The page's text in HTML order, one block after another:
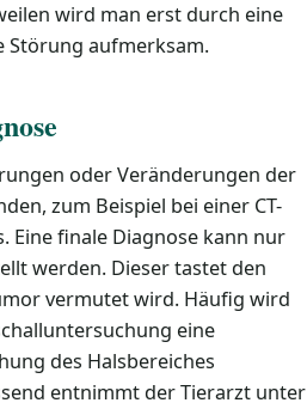
wird man erst durch eine
aufmerksam.
oder Veränderungen der
zum Beispiel bei einer CT-
Eine finale Diagnose kann nur
werden. Dieser tastet den
vermutet wird. Häufig wird
eine
des Halsbereiches
entnimmt der Tierarzt unter